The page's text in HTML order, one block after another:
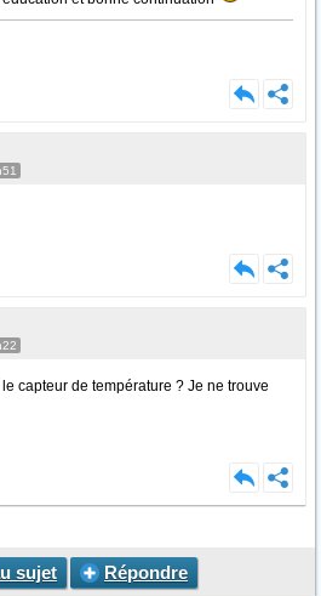
capteur de température ? Je ne trouve
sujet Répondre